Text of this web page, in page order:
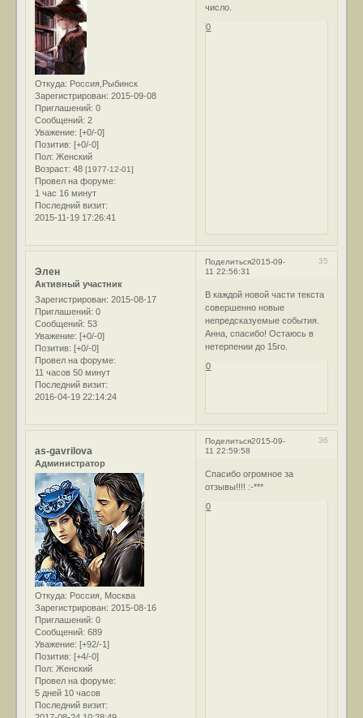
Откуда: Россия,Рыбинск
Зарегистрирован: 2015-09-08
Приглашений: 0
Сообщений: 2
Уважение: [+0/-0]
Позитив: [+0/-0]
Пол: Женский
Возраст: 48[1977-12-01]
Провел на форуме:
1 час 16 минут
Последний визит:
2015-11-19 17:26:41
число.
0
Поделиться 35
2015-09-
11 22:56:31
Элен
Активный участник
Зарегистрирован: 2015-08-17
Приглашений: 0
Сообщений: 53
Уважение: [+0/-0]
Позитив: [+0/-0]
Провел на форуме:
11 часов 50 минут
Последний визит:
2016-04-19 22:14:24
В каждой новой части текста
совершенно новые
непредсказуемые события.
Анна, спасибо! Остаюсь в
нетерпении до 15го.
0
Поделиться 36
2015-09-
11 22:59:58
as-gavrilova
Администратор
Откуда: Россия, Москва
Зарегистрирован: 2015-08-16
Приглашений: 0
Сообщений: 689
Уважение: [+92/-1]
Позитив: [+4/-0]
Пол: Женский
Провел на форуме:
5 дней 10 часов
Последний визит:
Спасибо огромное за
отзывы!!!! :-***
0